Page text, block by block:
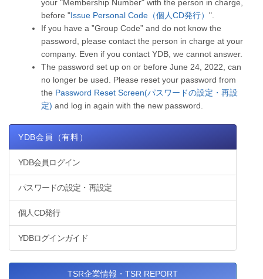
your "Membership Number" with the person in charge,
before "Issue Personal Code（個人CD発行） ".
If you have a ”Group Code” and do not know the
password, please contact the person in charge at your
company. Even if you contact YDB, we cannot answer.
The password set up on or before June 24, 2022, can
no longer be used. Please reset your password from
the Password Reset Screen(パスワードの設定・再設
定) and log in again with the new password.
YDB会員（有料）
YDB会員ログイン
パスワードの設定・再設定
個人CD発行
YDBログインガイド
TSR企業情報・TSR REPORT